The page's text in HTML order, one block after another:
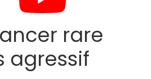
rare
agressif